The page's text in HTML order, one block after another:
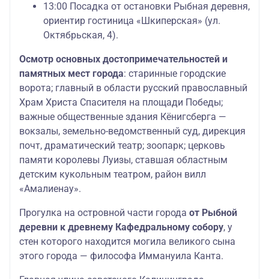
13:00 Посадка от остановки Рыбная деревня,
ориентир гостиница «Шкиперская» (ул.
Октябрьская, 4).
Осмотр основных достопримечательностей и
памятных мест города: старинные городские
ворота; главный в области русский православный
Храм Христа Спасителя на площади Победы;
важные общественные здания Кёнигсберга —
вокзалы, земельно-ведомственный суд, дирекция
почт, драматический театр; зоопарк; церковь
памяти королевы Луизы, ставшая областным
детским кукольным театром, район вилл
«Амалиенау».
Прогулка на островной части города от Рыбной
деревни к древнему Кафедральному собору, у
стен которого находится могила великого сына
этого города — философа Иммануила Канта.